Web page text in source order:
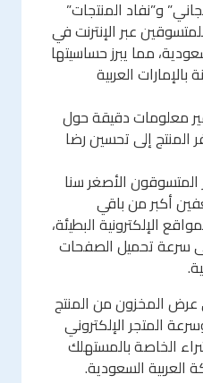
و”نفاد المنتجات”
عبر الإنترنت في
مما يبرز حساسيتها
العربية
معلومات دقيقة حول
المنتج إلى تحسين رضا
الأصغر سنا
أكبر من باقي
الإلكترونية البطيئة،
سرعة تحميل الصفحات
المخزون من المنتج
المتجر الإلكتروني
الخاصة بالمستهلك
السعودية.